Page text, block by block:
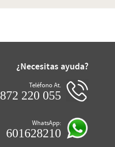
¿Necesitas ayuda?
Teléfono At.
872 220 055
WhatsApp:
601628210